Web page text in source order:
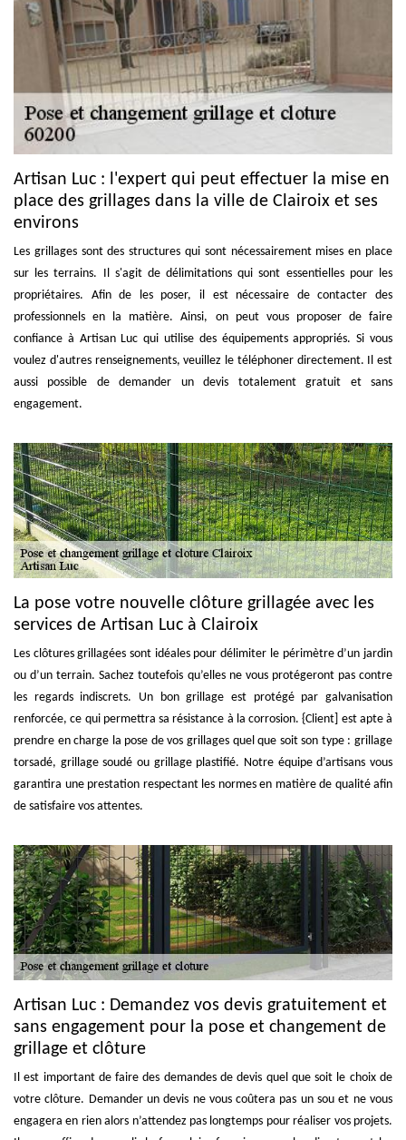
Artisan Luc : l'expert qui peut effectuer la mise en
place des grillages dans la ville de Clairoix et ses
environs
Les grillages sont des structures qui sont nécessairement mises en place
sur les terrains. Il s'agit de délimitations qui sont essentielles pour les
propriétaires. Afin de les poser, il est nécessaire de contacter des
professionnels en la matière. Ainsi, on peut vous proposer de faire
confiance à Artisan Luc qui utilise des équipements appropriés. Si vous
voulez d'autres renseignements, veuillez le téléphoner directement. Il est
aussi possible de demander un devis totalement gratuit et sans
engagement.
La pose votre nouvelle clôture grillagée avec les
services de Artisan Luc à Clairoix
Les clôtures grillagées sont idéales pour délimiter le périmètre d’un jardin
ou d’un terrain. Sachez toutefois qu’elles ne vous protégeront pas contre
les regards indiscrets. Un bon grillage est protégé par galvanisation
renforcée, ce qui permettra sa résistance à la corrosion. {Client] est apte à
prendre en charge la pose de vos grillages quel que soit son type : grillage
torsadé, grillage soudé ou grillage plastifié. Notre équipe d’artisans vous
garantira une prestation respectant les normes en matière de qualité afin
de satisfaire vos attentes.
Artisan Luc : Demandez vos devis gratuitement et
sans engagement pour la pose et changement de
grillage et clôture
Il est important de faire des demandes de devis quel que soit le choix de
votre clôture. Demander un devis ne vous coûtera pas un sou et ne vous
engagera en rien alors n’attendez pas longtemps pour réaliser vos projets.